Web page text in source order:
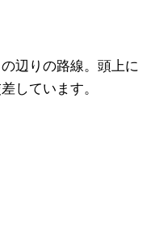
辺りの路線。頭上に
しています。